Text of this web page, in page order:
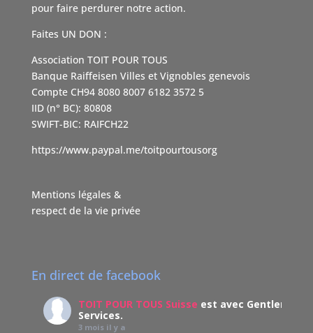
pour faire perdurer notre action.
Faites UN DON :
Association TOIT POUR TOUS
Banque Raiffeisen Villes et Vignobles genevois
Compte CH94 8080 8007 6182 3572 5
IID (n° BC): 80808
SWIFT-BIC: RAIFCH22
https://www.paypal.me/toitpourtousorg
Mentions légales &
respect de la vie privée
En direct de facebook
TOIT POUR TOUS Suisse est avec Gentleman
Services.
3 mois il y a